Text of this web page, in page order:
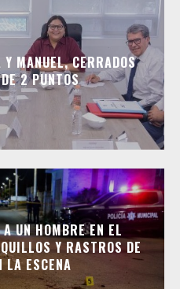
MANUEL, CERRADOS
2 PUNTOS
UN HOMBRE EN EL
Y RASTROS DE
LA ESCENA